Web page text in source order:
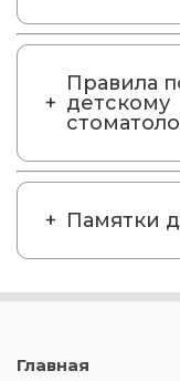
Правила
детскому
Памятки
Главная